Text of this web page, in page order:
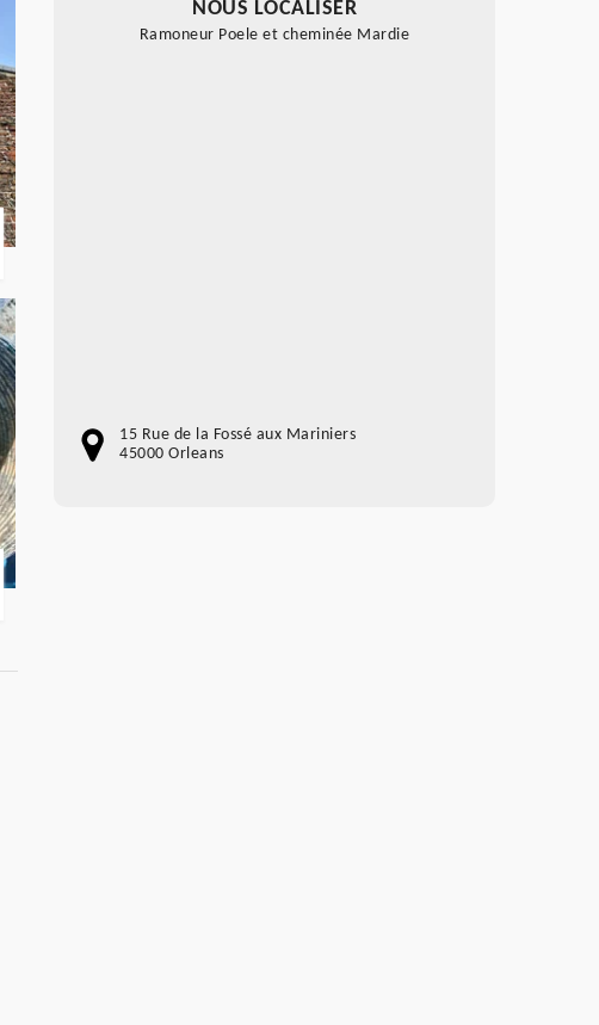
NOUS LOCALISER
Ramoneur Poele et cheminée Mardie
15 Rue de la Fossé aux Mariniers
45000 Orleans